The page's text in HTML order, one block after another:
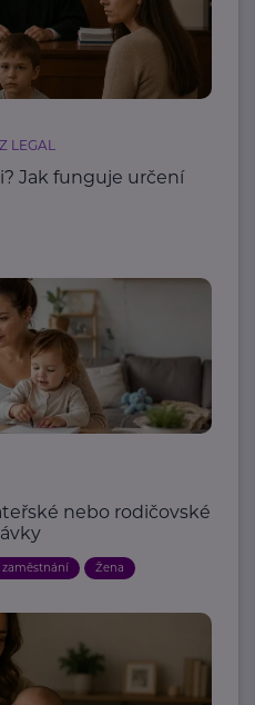
LEGAL
Jak funguje určení
nebo rodičovské
zaměstnání Žena